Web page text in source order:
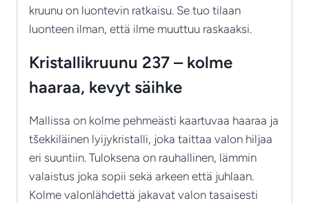
kruunu on luontevin ratkaisu. Se tuo tilaan
luonteen ilman, että ilme muuttuu raskaaksi.
Kristallikruunu 237 – kolme
haaraa, kevyt säihke
Mallissa on kolme pehmeästi kaartuvaa haaraa ja
tšekkiläinen lyijykristalli, joka taittaa valon hiljaa
eri suuntiin. Tuloksena on rauhallinen, lämmin
valaistus joka sopii sekä arkeen että juhlaan.
Kolme valonlähdettä jakavat valon tasaisesti